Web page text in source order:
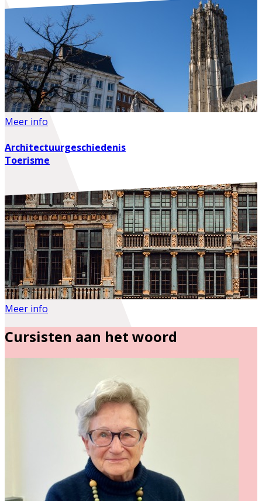
Meer info
Architectuurgeschiedenis
Toerisme
Meer info
Cursisten aan het woord